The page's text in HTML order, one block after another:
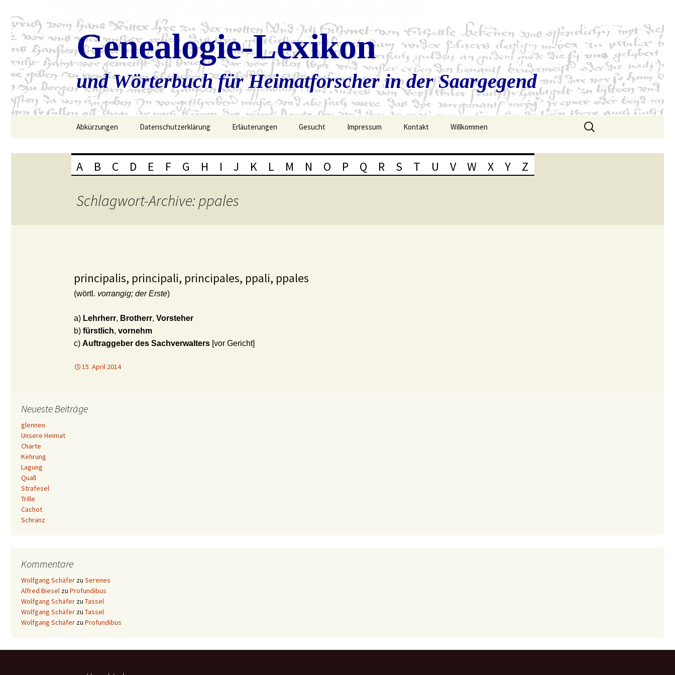
Genealogie-Lexikon
und Wörterbuch für Heimatforscher in der Saargegend
Abkürzungen Datenschutzerklärung Erläuterungen Gesucht Impressum Kontakt Willkommen
Suchen
nach:
A B C D E F G H I J K L M N O P Q R S T U V W X Y Z
Schlagwort-Archive: ppales
principalis, principali, principales, ppali, ppales
(wörtl. vorrangig; der Erste)
a) Lehrherr, Brotherr, Vorsteher
b) fürstlich, vornehm
c) Auftraggeber des Sachverwalters [vor Gericht]
15. April 2014
Neueste Beiträge
glennen
Unsere Heimat
Charte
Kehrung
Lagung
Quall
Strafesel
Trille
Cachot
Schranz
Kommentare
Wolfgang Schäfer zu Serenes
Alfred Biesel zu Profundibus
Wolfgang Schäfer zu Tassel
Wolfgang Schäfer zu Tassel
Wolfgang Schäfer zu Profundibus